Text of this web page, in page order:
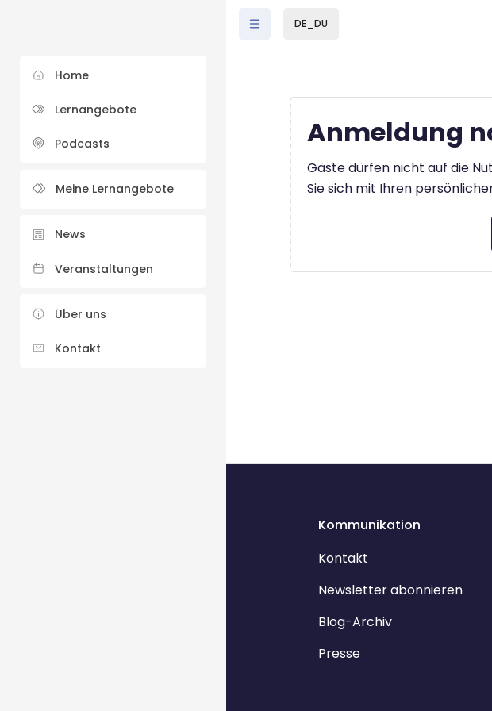
Home
Lernangebote
Podcasts
Meine Lernangebote
News
Veranstaltungen
Über uns
Kontakt
DE_DU
Anmeldung
Gäste dürfen nicht auf die
Sie sich mit Ihren
Kommunikation
Kontakt
Newsletter abonnieren
Blog-Archiv
Presse